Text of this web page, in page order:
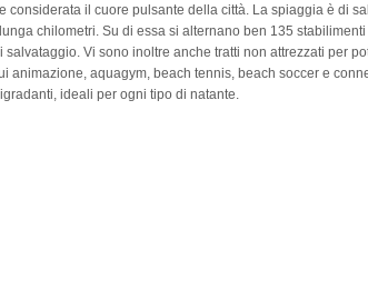
considerata il cuore pulsante della città. La spiaggia è di
chilometri. Su di essa si alternano ben 135 stabilimenti
salvataggio. Vi sono inoltre anche tratti non attrezzati per
animazione, aquagym, beach tennis, beach soccer e
ideali per ogni tipo di natante.